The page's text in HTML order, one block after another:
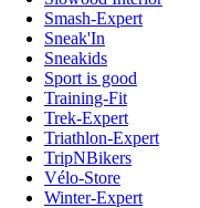
Smash-Expert
Sneak'In
Sneakids
Sport is good
Training-Fit
Trek-Expert
Triathlon-Expert
TripNBikers
Vélo-Store
Winter-Expert